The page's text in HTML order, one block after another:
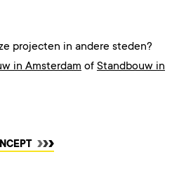
projecten in andere steden?
in Amsterdam of Standbouw in